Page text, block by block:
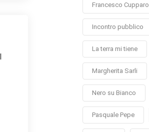
Francesco Cupparo
Incontro pubblico
La terra mi tiene
Margherita Sarli
Nero su Bianco
Pasquale Pepe